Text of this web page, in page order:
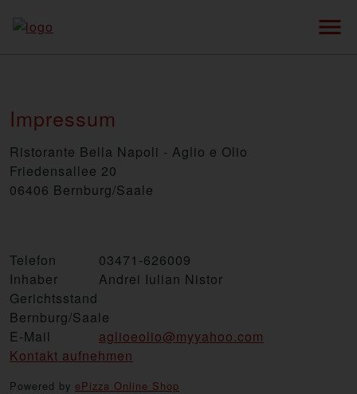
menu
Impressum
Ristorante Bella Napoli - Aglio e Olio
Friedensallee 20
06406 Bernburg/Saale
Telefon
03471-626009
Inhaber
Andrei Iulian Nistor
Gerichtsstand
Bernburg/Saale
E-Mail
aglioeolio@myyahoo.com
Kontakt aufnehmen
Powered by ePizza Online Shop